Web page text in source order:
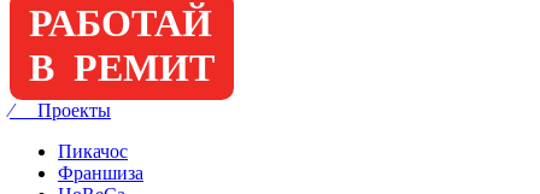
РАБОТАЙ
В РЕМИТ
⁄ Проекты
Пикачос
Франшиза